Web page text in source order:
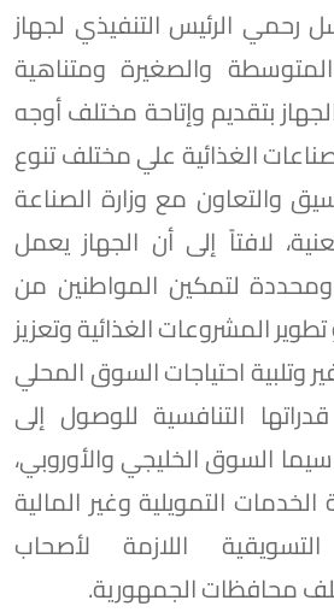
رحمي الرئيس التنفيذي لجهاز
والصغيرة ومتناهية
بتقديم وإتاحة مختلف أوجه
الغذائية علي مختلف تنوع
والتعاون مع وزارة الصناعة
لافتاً إلى أن الجهاز يعمل
ومحددة لتمكين المواطنين من
المشروعات الغذائية وتعزيز
وتلبية احتياجات السوق المحلي
التنافسية للوصول إلى
سيما السوق الخليجي والأوروبي،
التمويلية وغير المالية
اللازمة لأصحاب
محافظات الجمهورية.